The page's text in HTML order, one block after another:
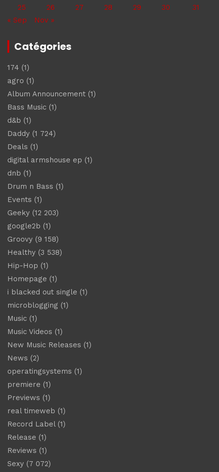
25
26 27 28 29 30
31
« Sep
Nov »
Catégories
174 (1)
agro (1)
Album Announcement (1)
Bass Music (1)
d&b (1)
Daddy (1 724)
Deals (1)
digital armshouse ep (1)
dnb (1)
Drum n Bass (1)
Events (1)
Geeky (12 203)
google2b (1)
Groovy (9 158)
Healthy (3 538)
Hip-Hop (1)
Homepage (1)
i blacked out single (1)
microblogging (1)
Music (1)
Music Videos (1)
New Music Releases (1)
News (2)
operatingsystems (1)
premiere (1)
Previews (1)
real timeweb (1)
Record Label(1)
Release (1)
Reviews (1)
Sexy (7 072)